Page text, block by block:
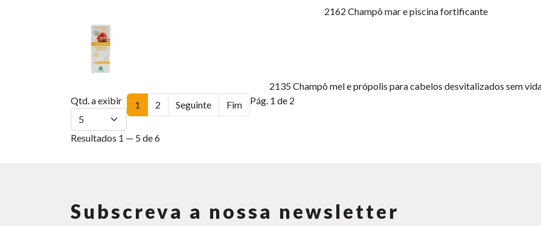
2162 Champô mar e piscina fortificante
2135Champô mel e própolis para cabelos desvitalizados sem
Qtd. a exibir
1 2 Seguinte Fim Pág. 1 de 2
Resultados 1 — 5 de 6
Subscreva a nossa newsletter